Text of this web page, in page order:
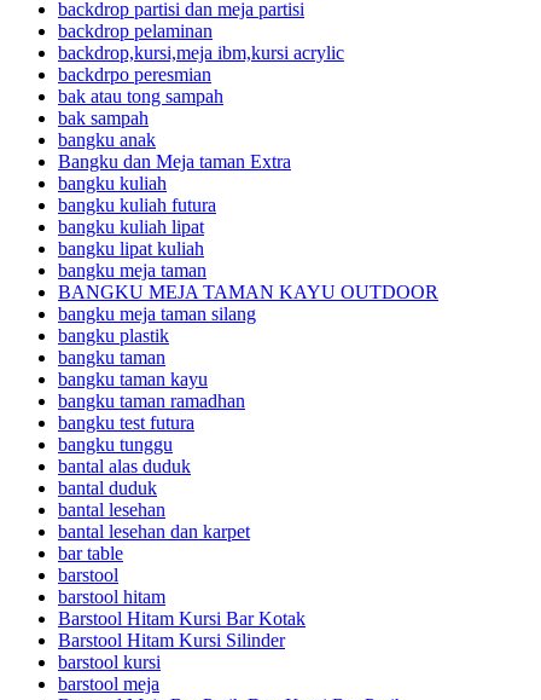
backdrop partisi dan meja partisi
backdrop pelaminan
backdrop,kursi,meja ibm,kursi acrylic
backdrpo peresmian
bak atau tong sampah
bak sampah
bangku anak
Bangku dan Meja taman Extra
bangku kuliah
bangku kuliah futura
bangku kuliah lipat
bangku lipat kuliah
bangku meja taman
BANGKU MEJA TAMAN KAYU OUTDOOR
bangku meja taman silang
bangku plastik
bangku taman
bangku taman kayu
bangku taman ramadhan
bangku test futura
bangku tunggu
bantal alas duduk
bantal duduk
bantal lesehan
bantal lesehan dan karpet
bar table
barstool
barstool hitam
Barstool Hitam Kursi Bar Kotak
Barstool Hitam Kursi Silinder
barstool kursi
barstool meja